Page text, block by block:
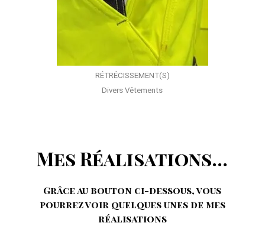
RÉTRÉCISSEMENT(S)
Divers Vêtements
Mes Réalisations...
Grâce au bouton ci-dessous, vous
pourrez voir quelques unes de mes
réalisations